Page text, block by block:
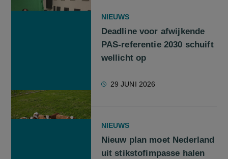
NIEUWS
Deadline voor afwijkende
PAS-referentie 2030 schuift
wellicht op
29 JUNI 2026
NIEUWS
Nieuw plan moet Nederland
uit stikstofimpasse halen